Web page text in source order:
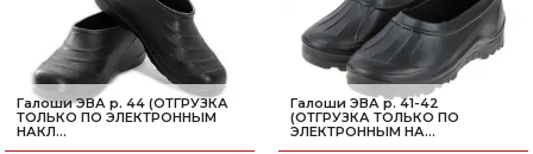
Галоши ЭВА р. 44 (ОТГРУЗКА
ТОЛЬКО ПО ЭЛЕКТРОННЫМ
НАКЛ...
Галоши ЭВА р. 41-42
(ОТГРУЗКА ТОЛЬКО ПО
ЭЛЕКТРОННЫМ НА...